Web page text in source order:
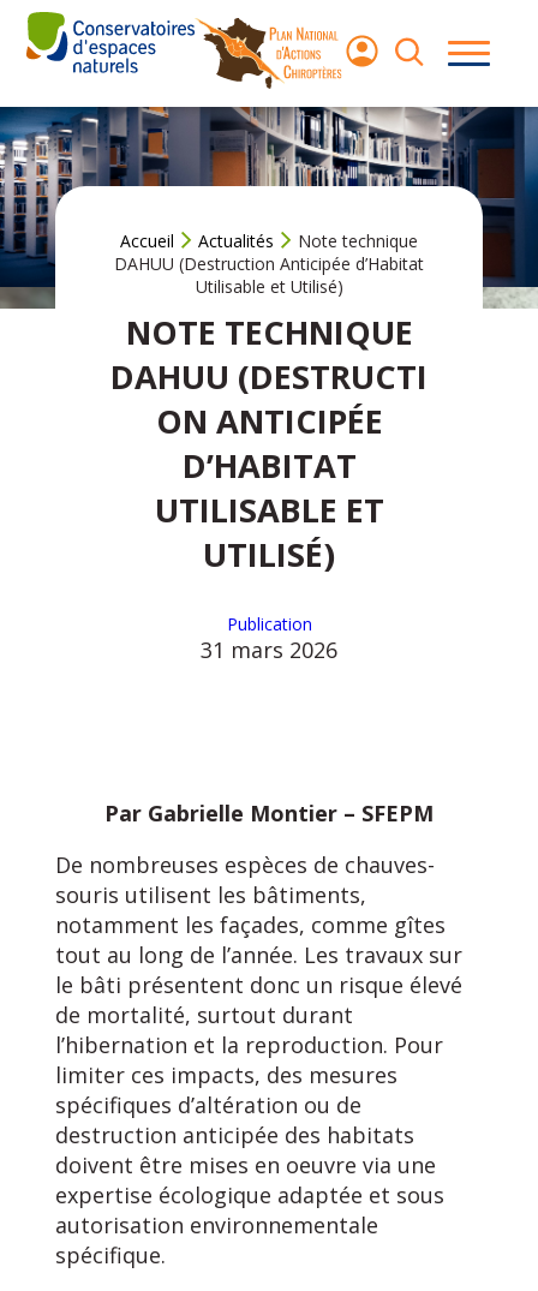
Aller
contenu
chauves-
souris
Le Plan
National
d’Actions
Agir pour les
chauves‑souris
Accueil Actualités
Note technique
DAHUU (Destruction Anticipée d’Habitat
Utilisable et Utilisé)
NOTE TECHNIQUE
DAHUU (DESTRUCTI
ON ANTICIPÉE
D’HABITAT
UTILISABLE ET
UTILISÉ)
Publication
31 mars 2026
Par Gabrielle Montier – SFEPM
De nombreuses espèces de chauves-
souris utilisent les bâtiments,
notamment les façades, comme gîtes
tout au long de l’année. Les travaux sur
le bâti présentent donc un risque élevé
de mortalité, surtout durant
l’hibernation et la reproduction. Pour
limiter ces impacts, des mesures
spécifiques d’altération ou de
destruction anticipée des habitats
doivent être mises en oeuvre via une
expertise écologique adaptée et sous
autorisation environnementale
spécifique.